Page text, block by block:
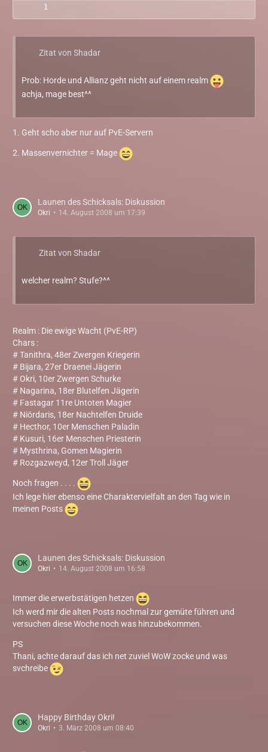
Zitat von Shadar
Prob: Horde und Allianz geht nicht auf einem realm
achja, mage best^^
1. Geht scho aber nur auf PvE-Servern
2. Massenvernichter = Mage
Launen des Schicksals: Diskussion
Okri 14. August 2008 um 17:39
Zitat von Shadar
welcher realm? Stufe?^^
Realm : Die ewige Wacht (PvE-RP)
Chars :
# Tanithra, 48er Zwergen Kriegerin
# Bijara, 27er Draenei Jägerin
# Okri, 10er Zwergen Schurke
# Nagarina, 18er Blutelfen Jägerin
# Fastagar 11re Untoten Magier
# Niördaris, 18er Nachtelfen Druide
# Hecthor, 10er Menschen Paladin
# Kusuri, 16er Menschen Priesterin
# Mysthrina, Gomen Magierin
# Rozgazweyd, 12er Troll Jäger
Noch fragen . . . .
Ich lege hier ebenso eine Charaktervielfalt an den Tag wie in
meinen Posts
Launen des Schicksals: Diskussion
Okri 14. August 2008 um 16:58
Immer die erwerbstätigen hetzen
Ich werd mir die alten Posts nochmal zur gemüte führen und
versuchen diese Woche noch was hinzubekommen.
PS
Thani, achte darauf das ich net zuviel WoW zocke und was
svchreibe
Happy Birthday Okri!
Okri 3. März 2008 um 08:40